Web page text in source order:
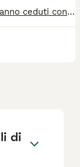
Mamma broken papà liscio. I cuccioli verranno ceduti con pedigree, chip, sverminati e vaccinati. Alleviamo jack russell dal 2020, il nostro obiettivo è di affidare un futuro compagno di vita perfetto per stare con il proprio padrone in casa e poi divertirsi insieme all'area aperta.
di